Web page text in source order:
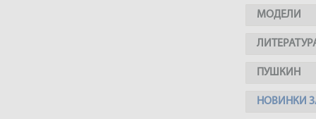
МОДЕЛИ
ПУШКИН
НОВИНКИ